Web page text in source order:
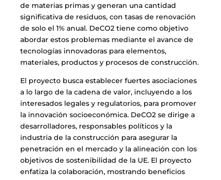
de materias primas y generan una cantidad
significativa de residuos, con tasas de renovación
de solo el 1% anual. DeCO2 tiene como objetivo
abordar estos problemas mediante el avance de
tecnologías innovadoras para elementos,
materiales, productos y procesos de construcción.
El proyecto busca establecer fuertes asociaciones
a lo largo de la cadena de valor, incluyendo a los
interesados legales y regulatorios, para promover
la innovación socioeconómica. DeCO2 se dirige a
desarrolladores, responsables políticos y la
industria de la construcción para asegurar la
penetración en el mercado y la alineación con los
objetivos de sostenibilidad de la UE. El proyecto
enfatiza la colaboración, mostrando beneficios